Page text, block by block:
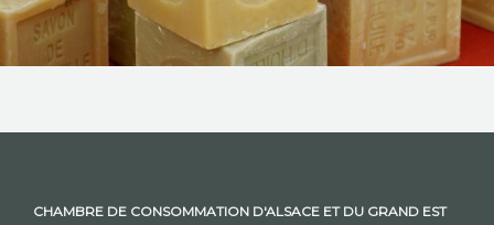
CHAMBRE DE CONSOMMATION D'ALSACE ET DU GRAND EST